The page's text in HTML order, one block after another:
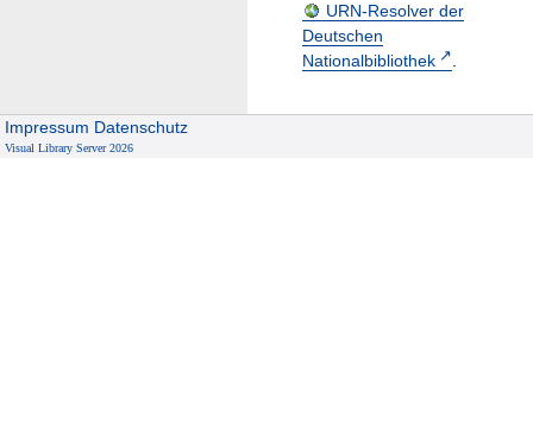
URN-Resolver der
Deutschen
Nationalbibliothek
.
Impressum Datenschutz
Visual Library Server 2026